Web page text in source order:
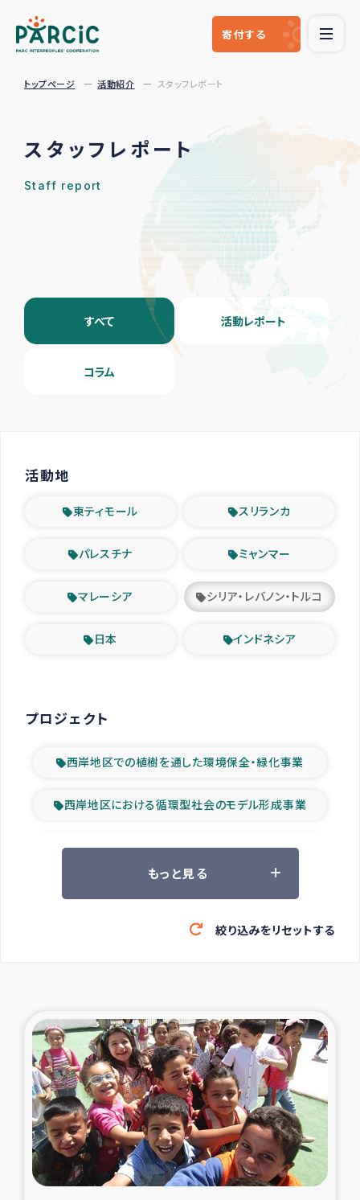
寄付する
トップページ 活動紹介 スタッフレポート
スタッフレポート
Staff report
すべて 活動レポート
コラム
活動地
東ティモール スリランカ
パレスチナ ミャンマー
マレーシア シリア・レバノン・トルコ
日本 インドネシア
プロジェクト
西岸地区での植樹を通した環境保全・緑化事業
西岸地区における循環型社会のモデル形成事業
ツアー参加者の声
緊急救援の時代
東ティモール豪雨緊急支援
大雨による洪水被災者支援
カカオ生産者支援事業
シリア国内避難民・帰還民の生活再建支援
トルコにおけるシリア難民支援事業
もっと見る
絞り込みをリセットする